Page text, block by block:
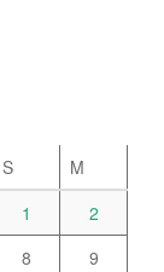
S
M
1
2
8
9